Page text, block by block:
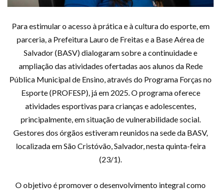
Para estimular o acesso à prática e à cultura do esporte, em
parceria, a Prefeitura Lauro de Freitas e a Base Aérea de
Salvador (BASV) dialogaram sobre a continuidade e
ampliação das atividades ofertadas aos alunos da Rede
Pública Municipal de Ensino, através do Programa Forças no
Esporte (PROFESP), já em 2025. O programa oferece
atividades esportivas para crianças e adolescentes,
principalmente, em situação de vulnerabilidade social.
Gestores dos órgãos estiveram reunidos na sede da BASV,
localizada em São Cristóvão, Salvador, nesta quinta-feira
(23/1).
O objetivo é promover o desenvolvimento integral como